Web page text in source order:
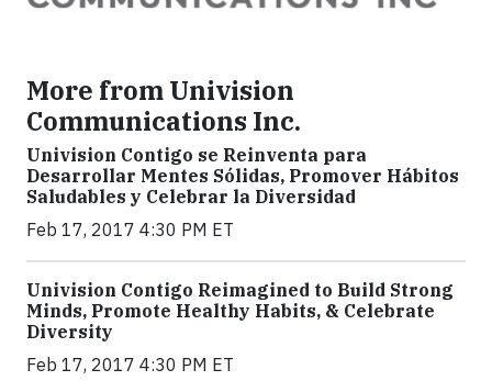
More from Univision
Communications Inc.
Univision Contigo se Reinventa para
Desarrollar Mentes Sólidas, Promover Hábitos
Saludables y Celebrar la Diversidad
Feb 17, 2017 4:30 PM ET
Univision Contigo Reimagined to Build Strong
Minds, Promote Healthy Habits, & Celebrate
Diversity
Feb 17, 2017 4:30 PM ET